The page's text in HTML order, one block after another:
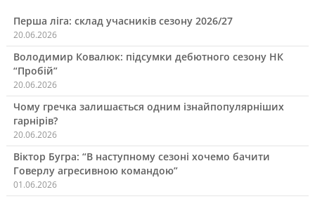
Перша ліга: склад учасників сезону 2026/27
20.06.2026
Володимир Ковалюк: підсумки дебютного сезону НК
“Пробій”
20.06.2026
Чому гречка залишається одним ізнайпопулярніших
гарнірів?
20.06.2026
Віктор Бугра: “В наступному сезоні хочемо бачити
Говерлу агресивною командою”
01.06.2026